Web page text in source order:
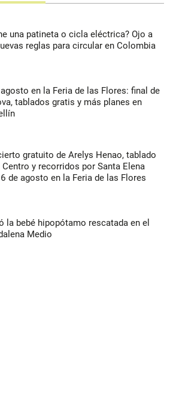
una patineta o cicla eléctrica? Ojo a
reglas para circular en Colombia
en la Feria de las Flores: final de
tablados gratis y más planes en
gratuito de Arelys Henao, tablado
Centro y recorridos por Santa Elena
de agosto en la Feria de las Flores
la bebé hipopótamo rescatada en el
Medio